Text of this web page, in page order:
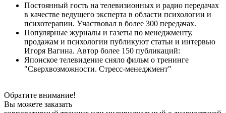
Постоянный гость на телевизионных и радио передачах
в качестве ведущего эксперта в области психологии и
психотерапии. Участвовал в более 300 передачах.
Популярные журналы и газеты по менеджменту,
продажам и психологии публикуют статьи и интервью
Игоря Вагина. Автор более 150 публикаций:
Японское телевидение сняло фильм о тренинге
"Сверхвозможности. Стресс-менеджмент"
Обратите внимание!
Вы можете заказать